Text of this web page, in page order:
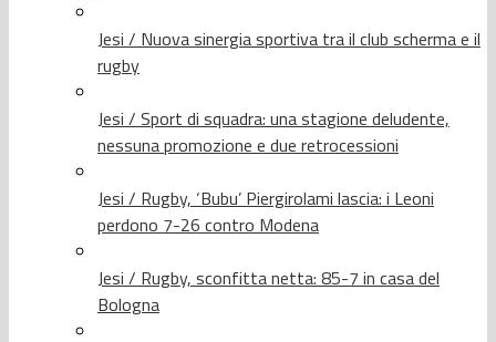
Jesi / Nuova sinergia sportiva tra il club scherma e il
rugby
Jesi / Sport di squadra: una stagione deludente,
nessuna promozione e due retrocessioni
Jesi / Rugby, ‘Bubu’ Piergirolami lascia: i Leoni
perdono 7-26 contro Modena
Jesi / Rugby, sconfitta netta: 85-7 in casa del
Bologna